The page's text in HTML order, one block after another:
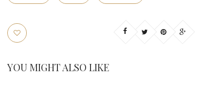
YOU MIGHT ALSO LIKE